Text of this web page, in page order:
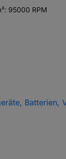
95000 RPM
Batterien,